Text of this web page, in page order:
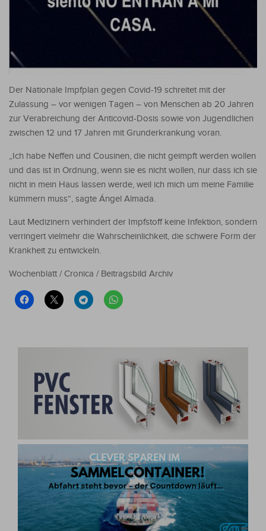
Der Nationale Impfplan gegen Covid-19 schreitet mit der
Zulassung – vor wenigen Tagen – von Menschen ab 20 Jahren
zur Verabreichung der Anticovid-Dosis sowie von Jugendlichen
zwischen 12 und 17 Jahren mit Grunderkrankung voran.
„Ich habe Neffen und Cousinen, die nicht geimpft werden wollen
und das ist in Ordnung, wenn sie es nicht wollen, nur dass ich sie
nicht in mein Haus lassen werde, weil ich mich um meine Familie
kümmern muss“, sagte Ángel Almada.
Laut Medizinern verhindert der Impfstoff keine Infektion, sondern
verringert vielmehr die Wahrscheinlichkeit, die schwere Form der
Krankheit zu entwickeln.
Wochenblatt / Cronica / Beitragsbild Archiv